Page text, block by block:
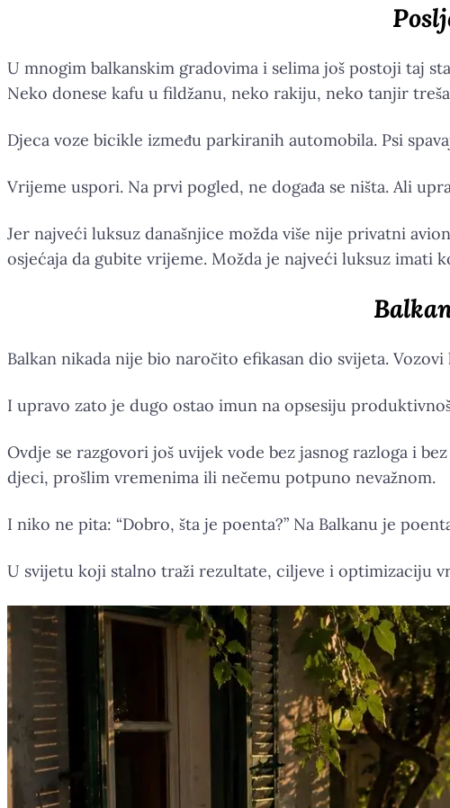
U mnogim balkanskim gradovima i selima još postoji taj
Neko donese kafu u fildžanu, neko rakiju, neko tanjir
Djeca voze bicikle između parkiranih automobila. Psi
Vrijeme uspori. Na prvi pogled, ne događa se ništa. Ali
Jer najveći luksuz današnjice možda više nije privatni
osjećaja da gubite vrijeme. Možda je najveći luksuz imati
Balkan nikada nije bio naročito efikasan dio svijeta.
I upravo zato je dugo ostao imun na opsesiju
Ovdje se razgovori još uvijek vode bez jasnog razloga i
djeci, prošlim vremenima ili nečemu potpuno nevažnom.
I niko ne pita: “Dobro, šta je poenta?” Na Balkanu je
U svijetu koji stalno traži rezultate, ciljeve i optimizaciju